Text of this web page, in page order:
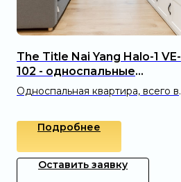
The Title Nai Yang Halo-1 VE-
102 - односпальные
апартаменты (36 м²)
Односпальная квартира, всего в
волн
Подробнее
Оставить заявку